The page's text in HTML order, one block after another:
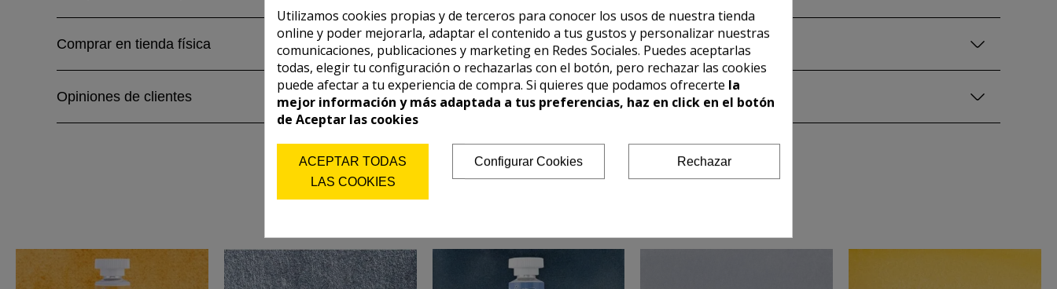
Comprar en tienda física
Opiniones de clientes
También te puede interesar
Utilizamos cookies propias y de terceros para conocer los usos de nuestra tienda
online y poder mejorarla, adaptar el contenido a tus gustos y personalizar nuestras
comunicaciones, publicaciones y marketing en Redes Sociales. Puedes aceptarlas
todas, elegir tu configuración o rechazarlas con el botón, pero rechazar las cookies
puede afectar a tu experiencia de compra. Si quieres que podamos ofrecerte la
mejor información y más adaptada a tus preferencias, haz en click en el botón
de Aceptar las cookies
ACEPTAR TODAS
LAS COOKIES
Configurar Cookies Rechazar